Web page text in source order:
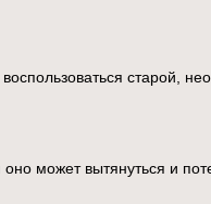
старой,
может вытянуться и